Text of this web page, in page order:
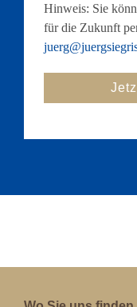
Hinweis: Sie
für die Zukunft